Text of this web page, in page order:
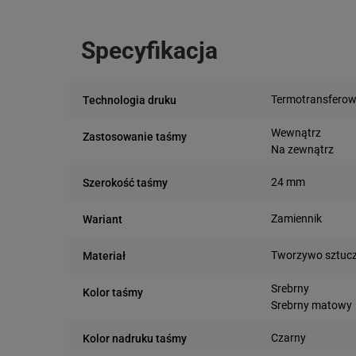
Specyfikacja
Technologia druku
Zastosowanie taśmy
Wewnątrz
Na zewnątrz
Szerokość taśmy 24 mm
Wariant Zamiennik
Materiał Tworzywo
Kolor taśmy
Srebrny
Srebrny matowy
Kolor nadruku taśmy Czarny